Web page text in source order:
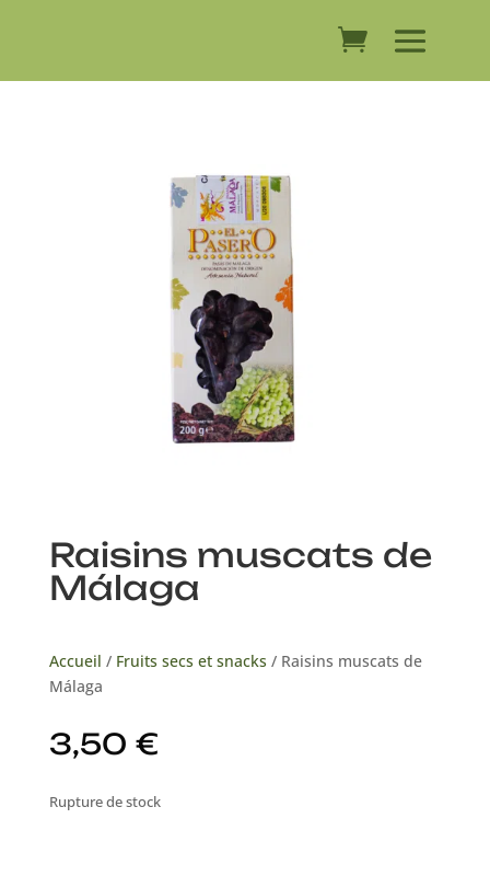
Raisins muscats de
Málaga
Accueil / Fruits secs et snacks / Raisins muscats de
Málaga
3,50 €
Rupture de stock